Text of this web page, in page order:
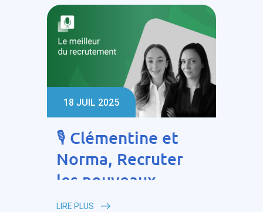
18 JUIL 2025
🎙️ Clémentine et
Norma, Recruter
les nouveaux
profils de la Santé
LIRE PLUS